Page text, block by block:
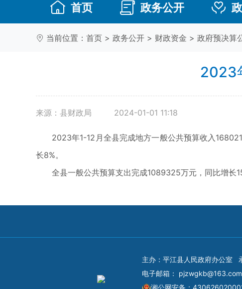
首页 政务公开
当前位置： 首页 > 政务公开 > 财政资金 > 政府预决算
2023
来源：县财政局 2024-01-01 11:18
2023年1-12月全县完成地方一般公共预算收入168021
长8%。
全县一般公共预算支出完成1089325万元，同比增长
主办：平江县人民政府办公室
电子邮箱： pjzwgkb@163.com
湘公网安备：